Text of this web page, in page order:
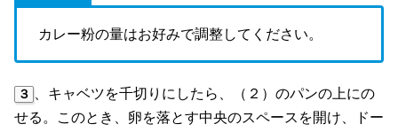
カレー粉の量はお好みで調整してください。
３ 、キャベツを千切りにしたら、（２）のパンの上にの
せる。このとき、卵を落とす中央のスペースを開け、ドー